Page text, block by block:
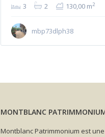
3 2 130,00 m2
mbp73dlph38
MONTBLANC
Montblanc Patrimmonium est